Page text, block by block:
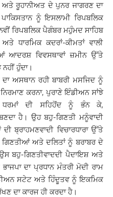
ਅਤੇ ਰੂਹਾਨੀਅਤ ਦੇ ਪੁਨਰ ਜਾਗਰਣ ਦਾ
ਨੂੰ ਇਸਲਾਮੀ ਰਿਪਬਲਿਕ
ਰਿਪਬਲਿਕ ਪੈਗੰਬਰ ਮਹੁੰਮਦ ਸਾਹਿਬ
ਧਾਰਮਿਕ ਕਦਰਾਂ-ਕੀਮਤਾਂ ਵਾਲੀ
ਆਦਰਸ਼ ਵਿਵਸਥਾਵਾਂ ਜ਼ਮੀਨ ਉੱਤੇ
ਹੁੰਦਾ।
ਅਸਥਾਨ ਰਹੀ ਬਾਬਰੀ ਮਸਜਿਦ ਨੂੰ
ਕਰਨਾ, ਪੁਰਾਣੇ ਇੰਡੀਅਨ ਸਾਂਝੇ
ਦੀ ਸਹਿਹੋਂਦ ਨੂੰ ਭੰਨ ਕੇ,
ਹੈ। ਉਹ ਬਹੁ-ਗਿਣਤੀ ਮਨੂੰਵਾਦੀ
ਬ੍ਰਾਹਮਣਵਾਦੀ ਵਿਚਾਰਧਾਰਾ ਉੱਤੇ
ਅਤੇ ਦਲਿਤਾਂ ਨੂੰ ਬਰਾਬਰ ਦੇ
ਬਹੁ-ਗਿਣਤੀਵਾਦਦੀ ਪੈਦਾਇਸ਼ ਅਤੇ
ਦਾ ਪ੍ਰਧਾਨ ਮੰਤਰੀ ਮੋਦੀ ਰਾਮ
ਸਟੇਟ ਅਤੇ ਹਿੰਦੂਤਵ ਨੂੰ ਇਕਮਿਕ
ਦਾ ਕਾਰਜ ਹੀ ਕਰਦਾ ਹੈ।